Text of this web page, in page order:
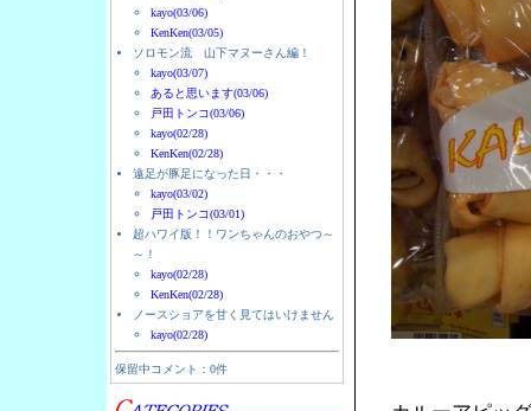
kayo(03/06)
KenKen(03/05)
ソロモン流 山下マヌーさん編！
kayo(03/07)
あると思います(03/06)
戸田トンコ(03/06)
kayo(02/28)
KenKen(02/28)
遠足が豚足になった日・・・
kayo(03/02)
戸田トンコ(03/01)
超ハワイ版！！ワンちゃんのおやつ～
～！
kayo(02/28)
KenKen(02/28)
ノースショアを甘く見てはいけません
kayo(02/28)
保留中コメント：0件